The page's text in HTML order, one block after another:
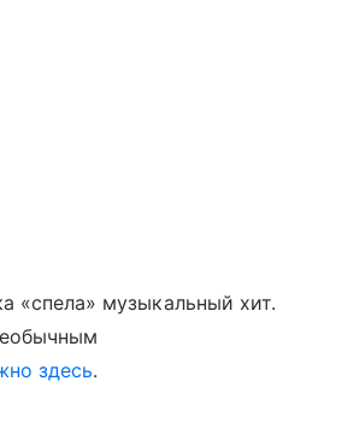
«спела» музыкальный хит.
здесь.